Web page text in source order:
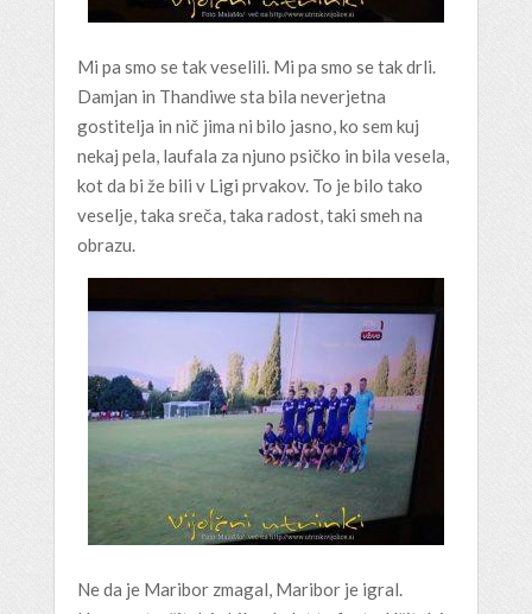
Mi pa smo se tak veselili. Mi pa smo se tak drli.
Damjan in Thandiwe sta bila neverjetna
gostitelja in nič jima ni bilo jasno, ko sem kuj
nekaj pela, laufala za njuno psičko in bila vesela,
kot da bi že bili v Ligi prvakov. To je bilo tako
veselje, taka sreča, taka radost, taki smeh na
obrazu.
Ne da je Maribor zmagal, Maribor je igral.